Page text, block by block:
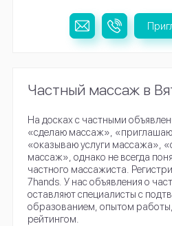
Частный массаж в
На досках с частными
«сделаю массаж»,
«оказываю услуги массажа»,
массаж», однако не всегда
частного массажиста.
7hands. У нас объявления о
оставляют специалисты с
образованием, опытом
рейтингом.